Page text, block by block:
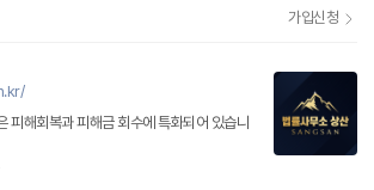
가입신청
피해회복과 피해금 회수에 특화되어 있습니